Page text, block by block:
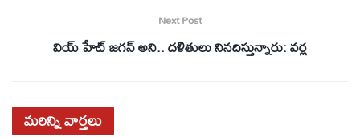
Next Post
వియ్‌ హేట్‌ జగన్‌ అని.. దళితులు నినదిస్తున్నారు: వర్ల
మరిన్నివార్తలు